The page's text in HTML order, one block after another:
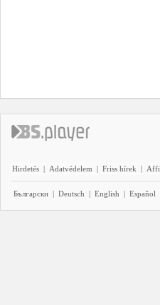
Hirdetés | Adatvédelem | Friss hírek |
Български | Deutsch | English | Español